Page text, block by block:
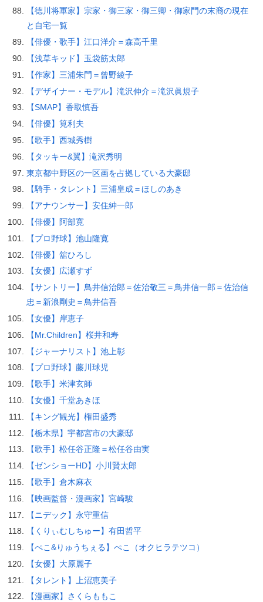
【徳川将軍家】宗家・御三家・御三卿・御家門の末裔の現在
と自宅一覧
【俳優・歌手】江口洋介＝森高千里
【浅草キッド】玉袋筋太郎
【作家】三浦朱門＝曾野綾子
【デザイナー・モデル】滝沢伸介＝滝沢眞規子
【SMAP】香取慎吾
【俳優】筧利夫
【歌手】西城秀樹
【タッキー&翼】滝沢秀明
東京都中野区の一区画を占拠している大豪邸
【騎手・タレント】三浦皇成＝ほしのあき
【アナウンサー】安住紳一郎
【俳優】阿部寛
【プロ野球】池山隆寛
【俳優】舘ひろし
【女優】広瀬すず
【サントリー】鳥井信治郎＝佐治敬三＝鳥井信一郎＝佐治信
忠＝新浪剛史＝鳥井信吾
【女優】岸恵子
【Mr.Children】桜井和寿
【ジャーナリスト】池上彰
【プロ野球】藤川球児
【歌手】米津玄師
【女優】千堂あきほ
【キング観光】権田盛秀
【栃木県】宇都宮市の大豪邸
【歌手】松任谷正隆＝松任谷由実
【ゼンショーHD】小川賢太郎
【歌手】倉木麻衣
【映画監督・漫画家】宮崎駿
【ニデック】永守重信
【くりぃむしちゅー】有田哲平
【ぺこ&りゅうちぇる】ぺこ（オクヒラテツコ）
【女優】大原麗子
【タレント】上沼恵美子
【漫画家】さくらももこ